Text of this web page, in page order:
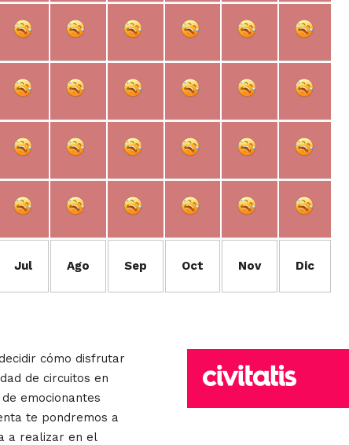
Jul Ago Sep Oct Nov Dic
cómo disfrutar
de circuitos en
emocionantes
te pondremos a
a realizar en el